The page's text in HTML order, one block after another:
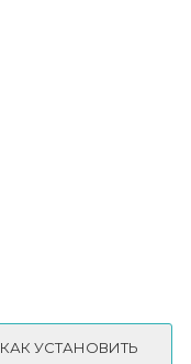
КАК УСТАНОВИТЬ